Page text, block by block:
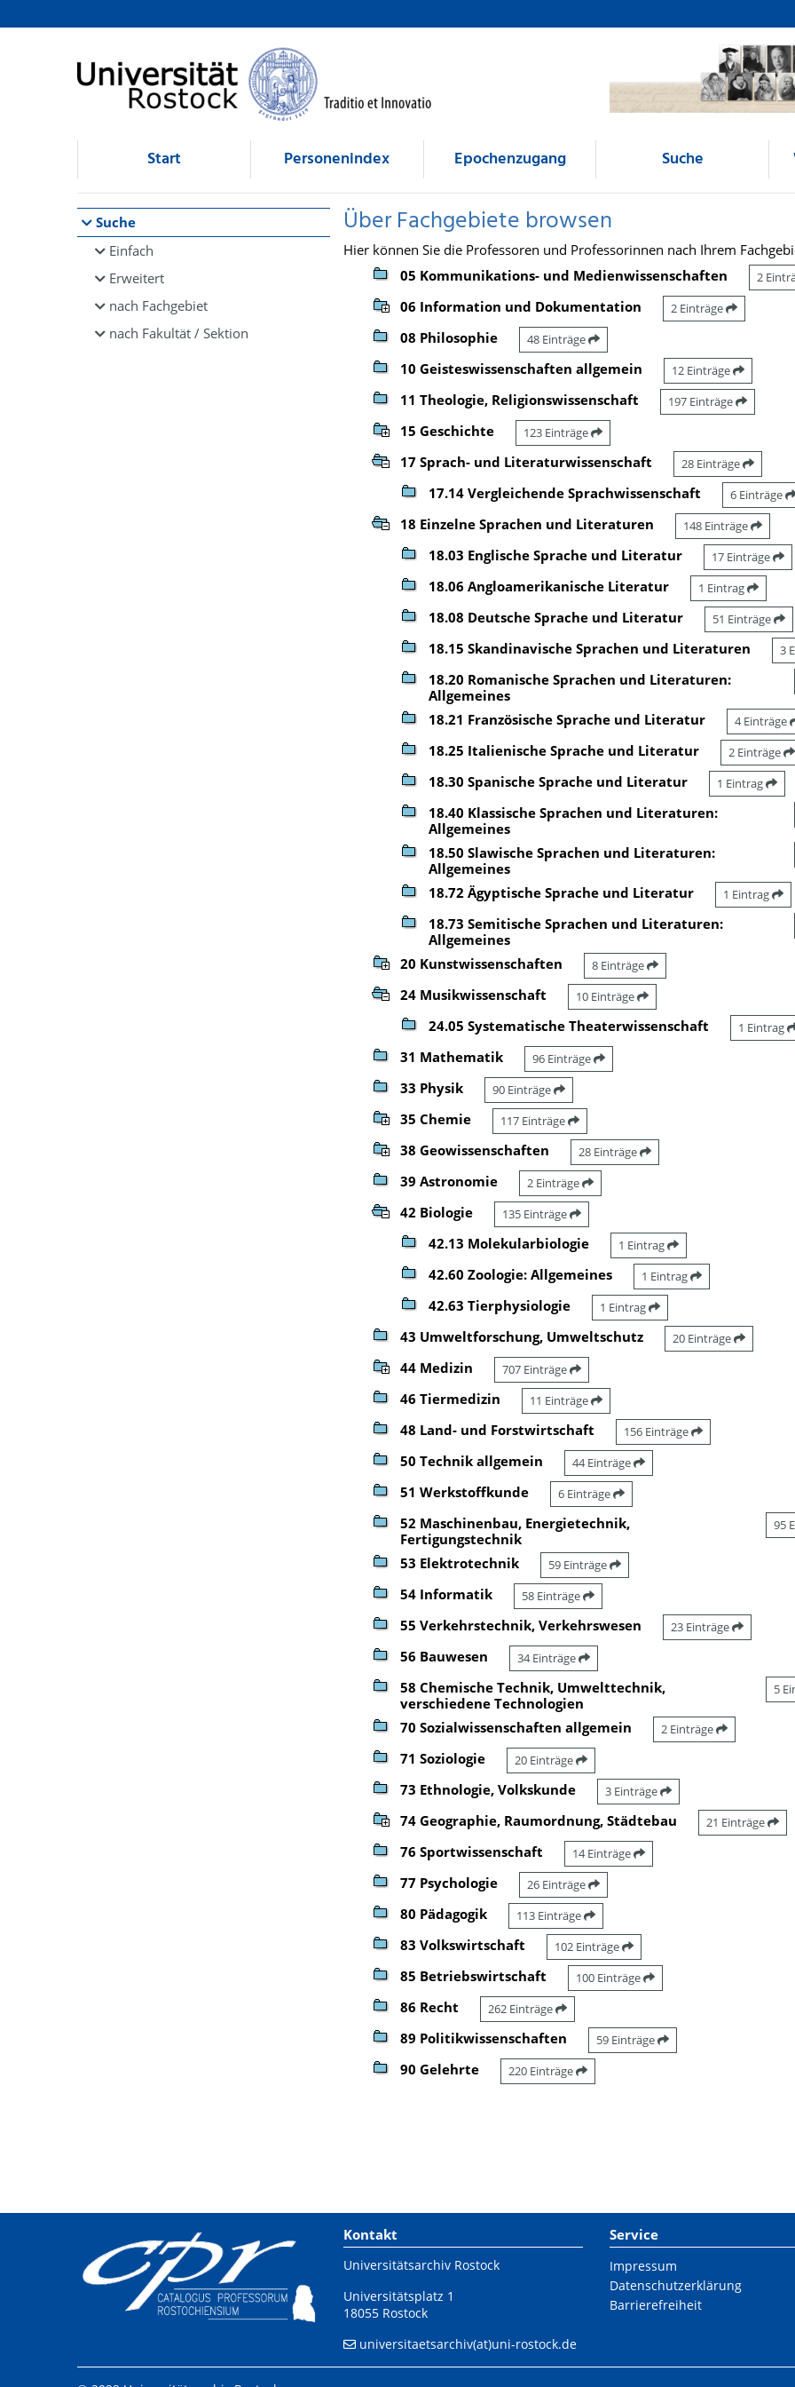
Browsen
direkt zum Inhalt
Start Personenindex Epochenzugang Suche
Suche
Einfach
Erweitert
nach Fachgebiet
nach Fakultät / Sektion
Über Fachgebiete browsen
Hier können Sie die Professoren und Professorinnen nach Ihrem
05 Kommunikations- und Medienwissenschaften
2
06 Information und Dokumentation 2 Einträge
08 Philosophie 48 Einträge
10 Geisteswissenschaften allgemein 12 Einträge
11 Theologie, Religionswissenschaft 197 Einträge
15 Geschichte 123 Einträge
17 Sprach- und Literaturwissenschaft 28 Einträge
17.14 Vergleichende Sprachwissenschaft 6 Einträge
18 Einzelne Sprachen und Literaturen 148 Einträge
18.03 Englische Sprache und Literatur 17 Einträge
18.06 Angloamerikanische Literatur 1 Eintrag
18.08 Deutsche Sprache und Literatur 51 Einträge
18.15 Skandinavische Sprachen und Literaturen 3
18.20 Romanische Sprachen und Literaturen:
Allgemeines
18.21 Französische Sprache und Literatur 4 Einträge
18.25 Italienische Sprache und Literatur 2 Einträge
18.30 Spanische Sprache und Literatur 1 Eintrag
18.40 Klassische Sprachen und Literaturen:
Allgemeines
18.50 Slawische Sprachen und Literaturen:
Allgemeines
18.72 Ägyptische Sprache und Literatur 1 Eintrag
18.73 Semitische Sprachen und Literaturen:
Allgemeines
20 Kunstwissenschaften 8 Einträge
24 Musikwissenschaft 10 Einträge
24.05 Systematische Theaterwissenschaft 1 Eintrag
31 Mathematik 96 Einträge
33 Physik 90 Einträge
35 Chemie 117 Einträge
38 Geowissenschaften 28 Einträge
39 Astronomie 2 Einträge
42 Biologie 135 Einträge
42.13 Molekularbiologie 1 Eintrag
42.60 Zoologie: Allgemeines 1 Eintrag
42.63 Tierphysiologie 1 Eintrag
43 Umweltforschung, Umweltschutz 20 Einträge
44 Medizin 707 Einträge
46 Tiermedizin 11 Einträge
48 Land- und Forstwirtschaft 156 Einträge
50 Technik allgemein 44 Einträge
51 Werkstoffkunde 6 Einträge
52 Maschinenbau, Energietechnik,
Fertigungstechnik
95
53 Elektrotechnik 59 Einträge
54 Informatik 58 Einträge
55 Verkehrstechnik, Verkehrswesen 23 Einträge
56 Bauwesen 34 Einträge
58 Chemische Technik, Umwelttechnik,
verschiedene Technologien
5
70 Sozialwissenschaften allgemein 2 Einträge
71 Soziologie 20 Einträge
73 Ethnologie, Volkskunde 3 Einträge
74 Geographie, Raumordnung, Städtebau 21 Einträge
76 Sportwissenschaft 14 Einträge
77 Psychologie 26 Einträge
80 Pädagogik 113 Einträge
83 Volkswirtschaft 102 Einträge
85 Betriebswirtschaft 100 Einträge
86 Recht 262 Einträge
89 Politikwissenschaften 59 Einträge
90 Gelehrte 220 Einträge
Kontakt
Universitätsarchiv Rostock
Universitätsplatz 1
18055 Rostock
universitaetsarchiv(at)uni-rostock.de
Service
Impressum
Datenschutzerklärung
Barrierefreiheit